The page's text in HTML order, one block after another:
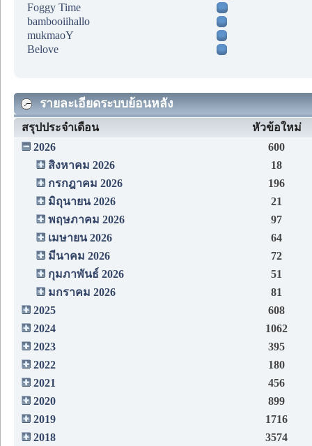
Foggy Time
bambooiihallo
mukmaoY
Belove
รายละเอียดระบบย้อนหลัง
สรุปประจำเดือน
หัวข้อใหม่
2026
600
สิงหาคม 2026
18
กรกฎาคม 2026
196
มิถุนายน 2026
21
พฤษภาคม 2026
97
เมษายน 2026
64
มีนาคม 2026
72
กุมภาพันธ์ 2026
51
มกราคม 2026
81
2025
608
2024
1062
2023
395
2022
180
2021
456
2020
899
2019
1716
2018
3574